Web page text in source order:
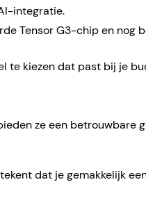
integratie.
Tensor G3-chip en nog
te kiezen dat past bij je
ze een betrouwbare
dat je gemakkelijk